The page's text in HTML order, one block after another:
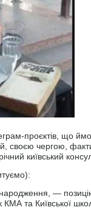
проєктів, що
своєю чергою,
київський
—
КМА та Київської